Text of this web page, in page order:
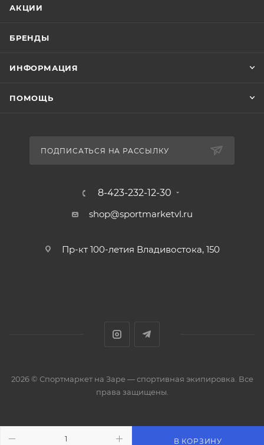
В КОРЗИНУ
АКЦИИ
БРЕНДЫ
ИНФОРМАЦИЯ
ПОМОЩЬ
ПОДПИСАТЬСЯ НА РАССЫЛКУ
8-423-232-12-30
shop@sportmarketvl.ru
Пр-кт 100-летия Владивостока, 150
2026 © Спортмаркет на Заре — спортивная экипировка. Все
права защищены.